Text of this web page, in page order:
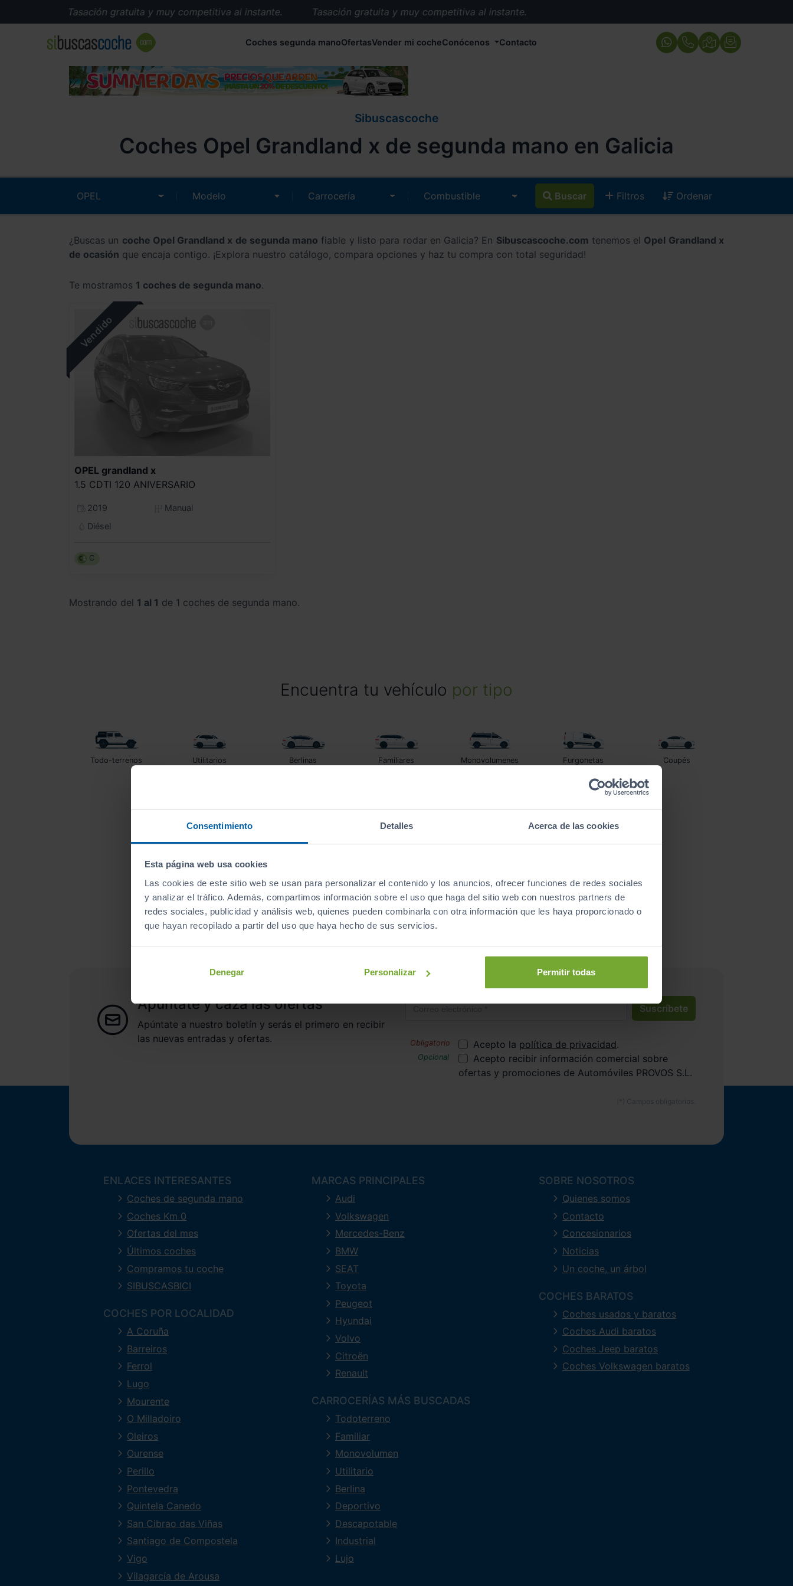
Consentimiento Detalles Acerca de las cookies
Esta página web usa cookies
Las cookies de este sitio web se usan para personalizar el contenido y los anuncios, ofrecer funciones de redes sociales
y analizar el tráfico. Además, compartimos información sobre el uso que haga del sitio web con nuestros partners de
redes sociales, publicidad y análisis web, quienes pueden combinarla con otra información que les haya proporcionado o
que hayan recopilado a partir del uso que haya hecho de sus servicios.
Denegar Personalizar Permitir todas
Tasación gratuita y muy competitiva al instante.
Tasación gratuita y muy competitiva al instante.
Más de 5.000 conductores satisfechos.
Buscamos el coche que tu quieras.
Nos ocupamos de todos los trámites.
Compramos tu coche. Pago inmediato.
Coches segunda manoOfertasVender mi cocheConócenos Contacto
Sibuscascoche
Coches Opel Grandland x de segunda mano en Galicia
Buscar Filtros Ordenar
¿Buscas un coche Opel Grandland x de segunda mano fiable y listo para rodar en Galicia? En Sibuscascoche.com tenemos el Opel Grandland x
de ocasión que encaja contigo. ¡Explora nuestro catálogo, compara opciones y haz tu compra con total seguridad!
Te mostramos 1 coches de segunda mano.
OPEL grandland x
1.5 CDTI 120 ANIVERSARIO
2019
Manual
Diésel
C
Mostrando del 1 al 1 de 1 coches de segunda mano.
Encuentra tu vehículo por tipo
Todo-terrenos Utilitarios Berlinas Familiares Monovolumenes Furgonetas Coupés
Descapotables Eléctrico automático
¿A qué esperas para unirte al club de Sibuscascoche?¡Ya somos más de 6.000 conductores satisfechos!
Apúntate y caza las ofertas
Apúntate a nuestro boletín y serás el primero en recibir
las nuevas entradas y ofertas.
Suscríbete
Acepto la política de privacidad.
Acepto recibir información comercial sobre
ofertas y promociones de Automóviles PROVOS S.L.
ENLACES INTERESANTES
Coches de segunda mano
Coches Km 0
Ofertas del mes
Últimos coches
Compramos tu coche
SIBUSCASBICI
COCHES POR LOCALIDAD
A Coruña
Barreiros
Ferrol
Lugo
Mourente
O Milladoiro
Oleiros
Ourense
Perillo
Pontevedra
Quintela Canedo
San Cibrao das Viñas
Santiago de Compostela
Vigo
Vilagarcía de Arousa
MARCAS PRINCIPALES
Audi
Volkswagen
Mercedes-Benz
BMW
SEAT
Toyota
Peugeot
Hyundai
Volvo
Citroën
Renault
CARROCERÍAS MÁS BUSCADAS
Todoterreno
Familiar
Monovolumen
Utilitario
Berlina
Deportivo
Descapotable
Industrial
Lujo
SOBRE NOSOTROS
Quienes somos
Contacto
Concesionarios
Noticias
Un coche, un árbol
COCHES BARATOS
Coches usados y baratos
Coches Audi baratos
Coches Jeep baratos
Coches Volkswagen baratos